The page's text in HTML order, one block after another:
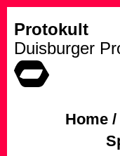
Protokult
Duisburger
Home/